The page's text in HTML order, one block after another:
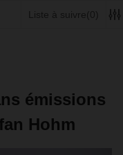
Liste à suivre(0)
émissions
Hohm